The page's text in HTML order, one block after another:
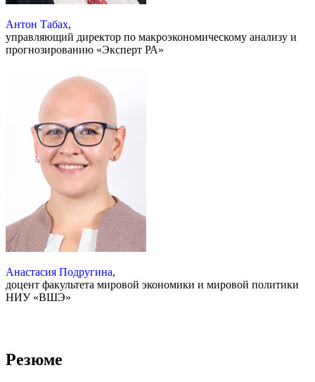
Антон Табах,
управляющий директор по макроэкономическому анализу и
прогнозированию «Эксперт РА»
Анастасия Подругина,
доцент факультета мировой экономики и мировой политики
НИУ «ВШЭ»
Резюме